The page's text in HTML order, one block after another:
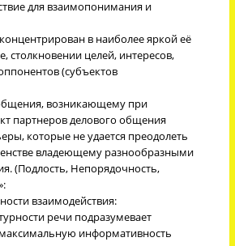
для взаимопонимания и
в наиболее яркой её
столкновении целей, интересов,
(субъектов
возникающему при
партнеров делового общения
которые не удается преодолеть
владеющему разнообразными
(Подлость, Непорядочность,
взаимодействия:
речи подразумевает
информативность